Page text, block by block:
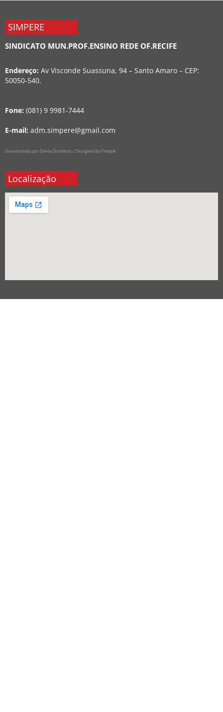
SIMPERE
SINDICATO MUN.PROF.ENSINO REDE OF.RECIFE
Endereço: Av Visconde Suassuna, 94 – Santo Amaro – CEP:
50050-540.
Fone: (081) 9 9981-7444
E-mail: adm.simpere@gmail.com
Desenvolvido por Direta Sistemas / Designed by Freepik
Localização